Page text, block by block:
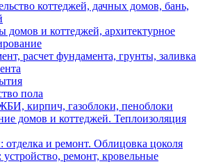
коттеджей, дачных домов, бань,
домов и коттеджей, архитектурное
расчет фундамента, грунты, заливка
пола
кирпич, газоблоки, пеноблоки
домов и коттеджей. Теплоизоляция
отделка и ремонт. Облицовка цоколя
устройство, ремонт, кровельные